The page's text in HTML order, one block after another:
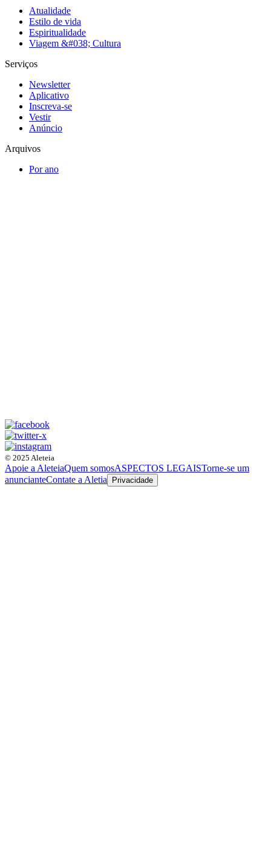
Atualidade
Estilo de vida
Espiritualidade
Viagem &#038; Cultura
Serviços
Newsletter
Aplicativo
Inscreva-se
Vestir
Anúncio
Arquivos
Por ano
© 2025 Aleteia
Apoie a AleteiaQuem somosASPECTOS LEGAISTorne-se um
anuncianteContate a Aletia Privacidade